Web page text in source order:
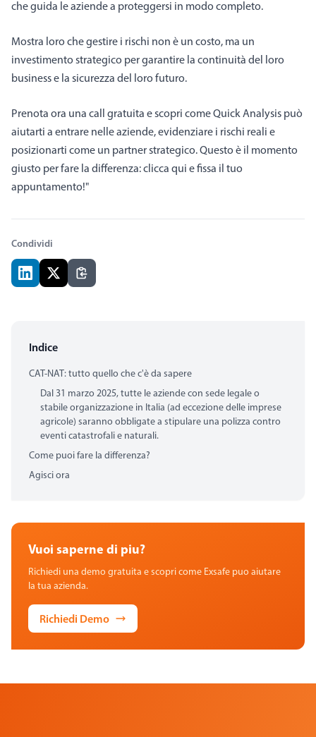
che guida le aziende a proteggersi in modo completo.
Mostra loro che gestire i rischi non è un costo, ma un
investimento strategico per garantire la continuità del loro
business e la sicurezza del loro futuro.
Prenota ora una call gratuita e scopri come Quick Analysis può
aiutarti a entrare nelle aziende, evidenziare i rischi reali e
posizionarti come un partner strategico. Questo è il momento
giusto per fare la differenza: clicca qui e fissa il tuo
appuntamento!"
Condividi
Indice
CAT-NAT: tutto quello che c'è da sapere
Dal 31 marzo 2025, tutte le aziende con sede legale o
stabile organizzazione in Italia (ad eccezione delle imprese
agricole) saranno obbligate a stipulare una polizza contro
eventi catastrofali e naturali.
Come puoi fare la differenza?
Agisci ora
Vuoi saperne di piu?
Richiedi una demo gratuita e scopri come Exsafe puo aiutare
la tua azienda.
Richiedi Demo